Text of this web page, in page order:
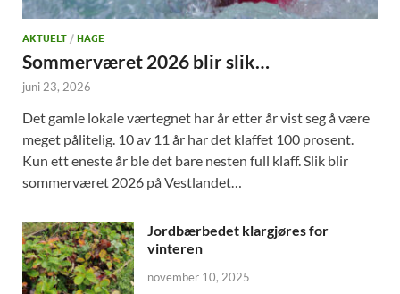
AKTUELT / HAGE
Sommerværet 2026 blir slik…
juni 23, 2026
Det gamle lokale værtegnet har år etter år vist seg å være
meget pålitelig. 10 av 11 år har det klaffet 100 prosent.
Kun ett eneste år ble det bare nesten full klaff. Slik blir
sommerværet 2026 på Vestlandet…
Jordbærbedet klargjøres for
vinteren
november 10, 2025